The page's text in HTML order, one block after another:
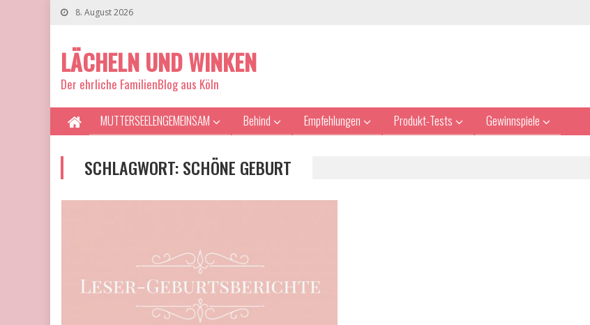
8. August 2026
LÄCHELN UND WINKEN
Der ehrliche FamilienBlog aus Köln
MUTTERSEELENGEMEINSAM Behind Empfehlungen Produkt-Tests Gewinnspiele
SCHLAGWORT:SCHÖNE GEBURT